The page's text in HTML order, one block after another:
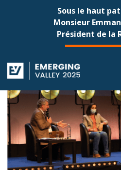
Sous le haut
Monsieur
Président de la